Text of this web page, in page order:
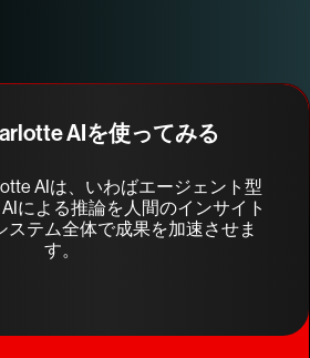
AIを使ってみる
AIは、いわばエージェント型
による推論を人間のインサイト
ステム全体で成果を加速させま
す。